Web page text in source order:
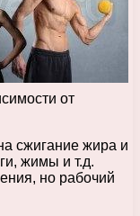
от
сжигание жира и
жимы и т.д.
но рабочий